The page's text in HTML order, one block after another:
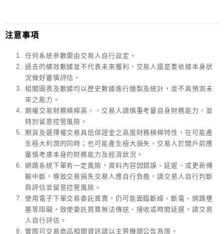
注意事項
任何系統參數需由交易人自行設定。
過去的績效數據並不代表未來獲利，交易人還是要依據本身狀
況做好審慎評估。
相關圖表及數據均以歷史數據進行繪製及統計，並不具預測未
來之能力。
期權交易財務槓桿高，，交易人請慎重考量自身財務能力，並
特別留意控管風險。
期貨及選擇權交易具低保證金之高度財務槓桿特性，在可能產
生極大利潤的同時；也可能產生極大損失，交易人於開戶前應
審慎考慮本身的財務能力及經濟狀況。
網路系統下單有一定風險，資料內容因錯誤、延遲、或更新傳
輸中斷，導致交易損失交易人應自行負擔，請交易人自行判斷
與評估並留意控管風險。
使用電子下單交易委託買賣，仍可能面臨斷線、斷電、網路壅
塞等阻礙，致使委託買賣無法傳送、接收或時間延遲，請交易
人自行評估。
實際可交易商品相關資訊請以主管機關公告為限。